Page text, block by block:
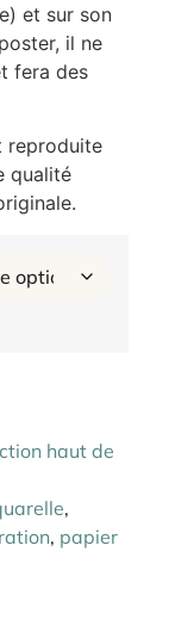
et sur son
il ne
fera des
reproduite
qualité
haut de
,
, papier